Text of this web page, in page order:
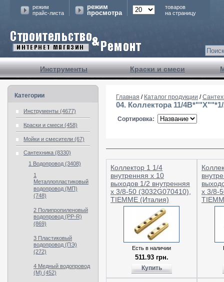
Инструменты Краски и смеси
режим
прайс-листа
режим
просмотра
товаров
на страницу
Категории
Инструменты (4677)
Краски и смеси (458)
Мойки и смесители (67)
Сантехника (8330)
1 Водопровод (3408)
1
Металлопластиковый
водопровод (МП)
(748)
2 Полипропиленовый
водопровод (PP-R)
(869)
3 Пластиковый
водопровод (ПЭ)
(272)
4 Медный водопровод
(М) (452)
Главная / Каталог продукции /
04. Коллектора 11/
Сортировка:
Коллектор 1 1/4
внутренняя х 10
выходов 1/2 внутренняя
х 3/8-50 (3032G070410),
TIEMME (Италия)
Есть в наличии
511.93 грн.
Купить
х 3/8-